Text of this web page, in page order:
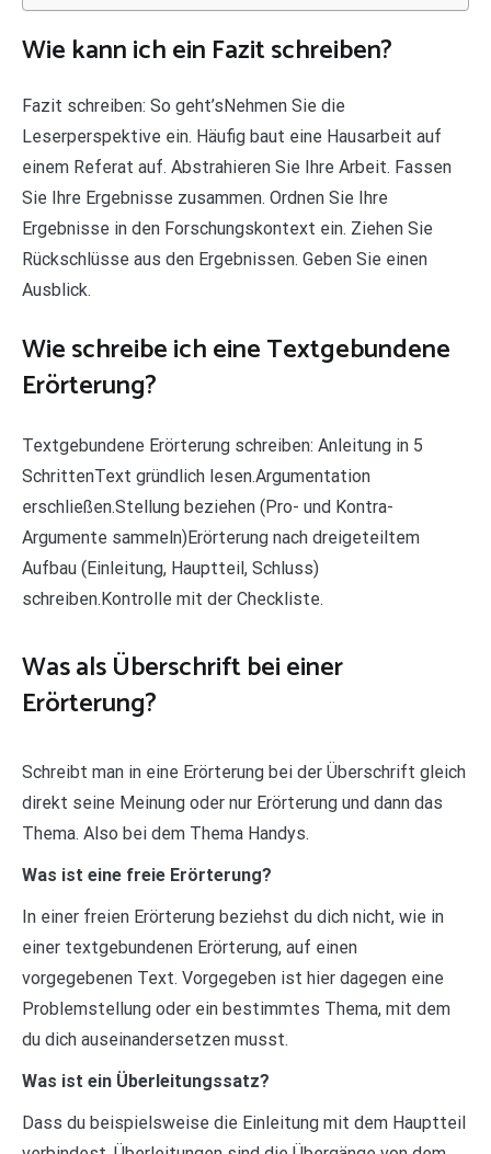
Wie kann ich ein Fazit schreiben?
Fazit schreiben: So geht’sNehmen Sie die
Leserperspektive ein. Häufig baut eine Hausarbeit auf
einem Referat auf. Abstrahieren Sie Ihre Arbeit. Fassen
Sie Ihre Ergebnisse zusammen. Ordnen Sie Ihre
Ergebnisse in den Forschungskontext ein. Ziehen Sie
Rückschlüsse aus den Ergebnissen. Geben Sie einen
Ausblick.
Wie schreibe ich eine Textgebundene
Erörterung?
Textgebundene Erörterung schreiben: Anleitung in 5
SchrittenText gründlich lesen.Argumentation
erschließen.Stellung beziehen (Pro- und Kontra-
Argumente sammeln)Erörterung nach dreigeteiltem
Aufbau (Einleitung, Hauptteil, Schluss)
schreiben.Kontrolle mit der Checkliste.
Was als Überschrift bei einer
Erörterung?
Schreibt man in eine Erörterung bei der Überschrift gleich
direkt seine Meinung oder nur Erörterung und dann das
Thema. Also bei dem Thema Handys.
Was ist eine freie Erörterung?
In einer freien Erörterung beziehst du dich nicht, wie in
einer textgebundenen Erörterung, auf einen
vorgegebenen Text. Vorgegeben ist hier dagegen eine
Problemstellung oder ein bestimmtes Thema, mit dem
du dich auseinandersetzen musst.
Was ist ein Überleitungssatz?
Dass du beispielsweise die Einleitung mit dem Hauptteil